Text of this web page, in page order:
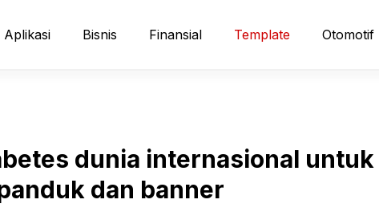
Aplikasi Bisnis Finansial Template Otomotif
dunia internasional untuk
dan banner